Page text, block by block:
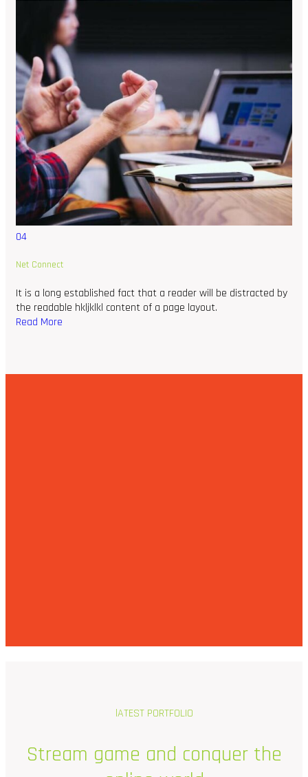
04
Net Connect
It is a long established fact that a reader will be distracted by
the readable hkljklkl content of a page layout.
Read More
lATEST PORTFOLIO
Stream game and conquer the